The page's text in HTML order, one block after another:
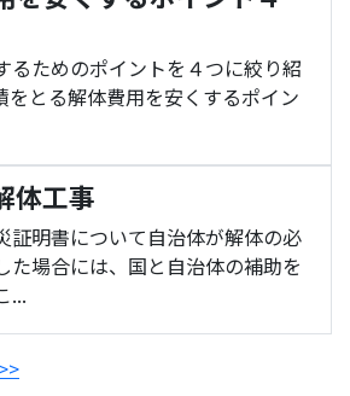
るためのポイントを４つに絞り紹
をとる解体費用を安くするポイン
体工事
証明書について自治体が解体の必
た場合には、国と自治体の補助を
...